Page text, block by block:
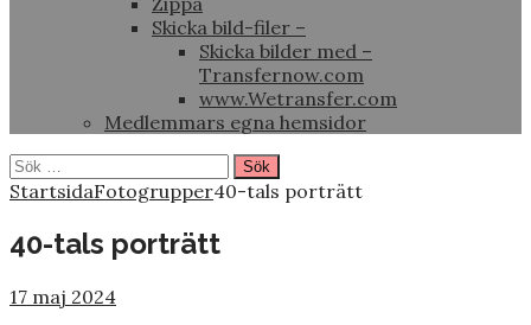
Skicka bild-filer –
Skicka bilder med –
Transfernow.com
www.Wetransfer.com
Medlemmars egna hemsidor
Sök
efter:
StartsidaFotogrupper40-tals porträtt
40-tals porträtt
17 maj 2024